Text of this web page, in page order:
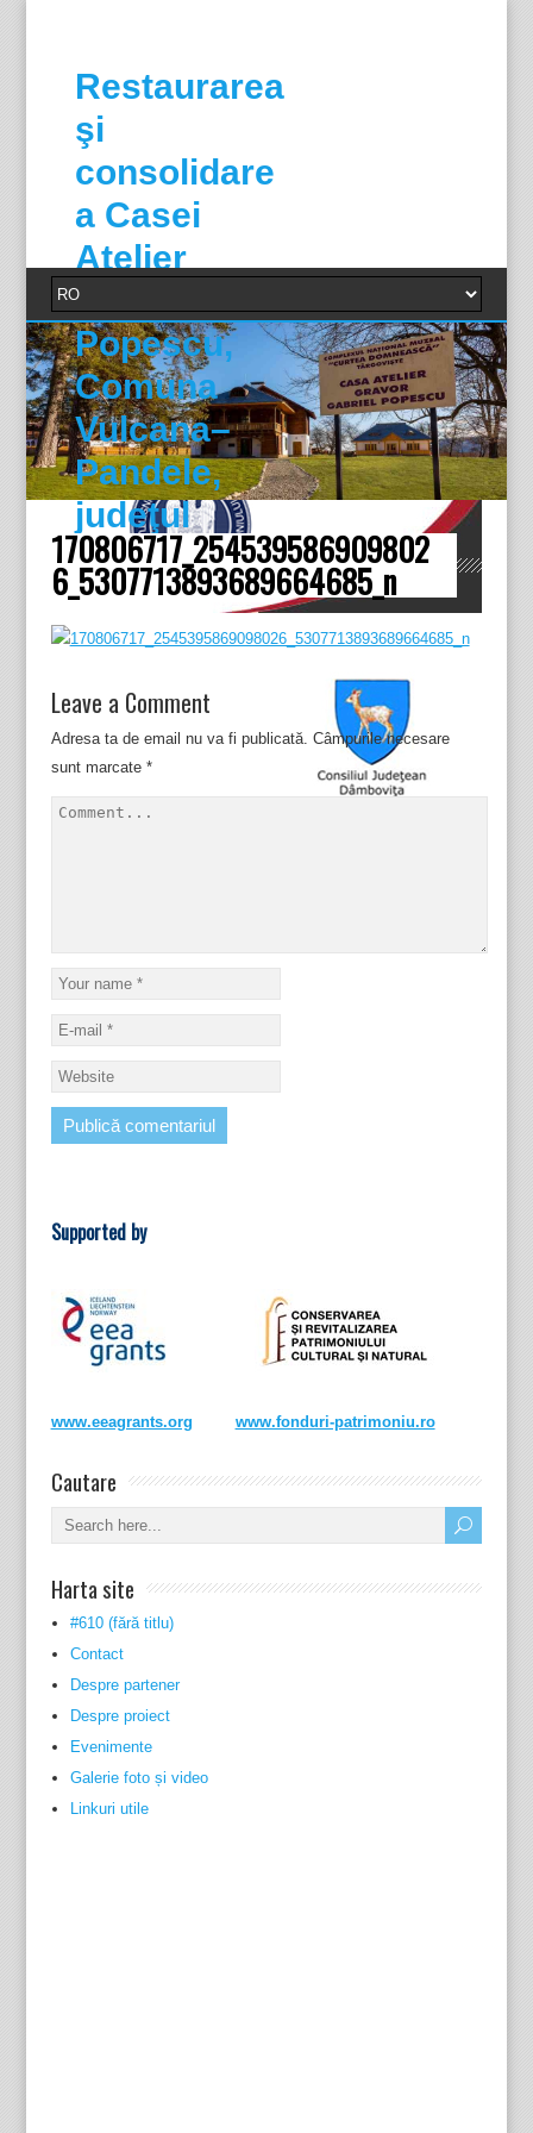
Restaurarea
şi
consolidare
a Casei
Atelier
Gabriel
Popescu,
Comuna
Vulcana–
Pandele,
judeţul
Dâmboviţa
170806717_254539586909802
6_5307713893689664685_n
Leave a Comment
Adresa ta de email nu va fi publicată. Câmpurile necesare
sunt marcate *
Supported by
www.eeagrants.org www.fonduri-patrimoniu.ro
Cautare
Harta site
#610 (fără titlu)
Contact
Despre partener
Despre proiect
Evenimente
Galerie foto și video
Linkuri utile